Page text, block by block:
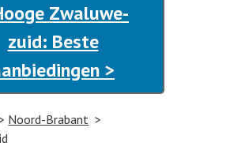
Zwaluwe-
zuid: Beste
>
Noord-Brabant